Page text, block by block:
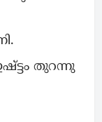
തുറന്നു